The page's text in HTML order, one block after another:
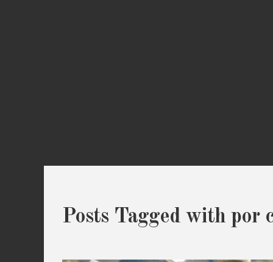
Posts Tagged with por